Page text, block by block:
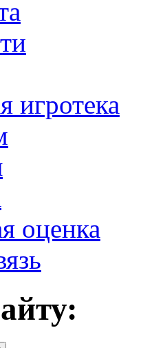
игротека
оценка